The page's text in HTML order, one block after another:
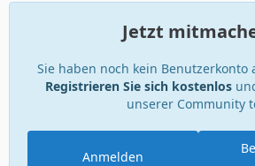
Jetzt
Sie haben noch kein Benutzerkonto
Registrieren Sie sich kostenlos
unserer Community
Anmelden